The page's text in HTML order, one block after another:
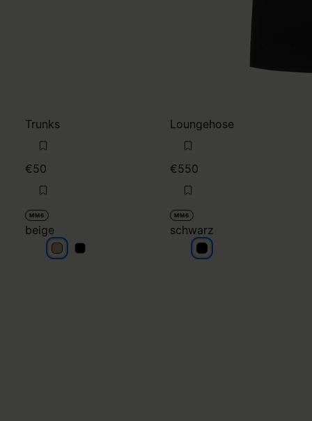
Trunks
€50
MM6
beige
beigebeige
Loungehose
€550
MM6
schwarz
schwarz